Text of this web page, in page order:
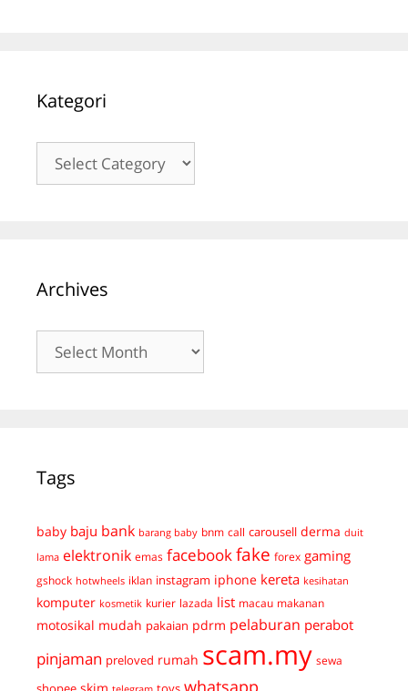
Kategori
Kategori
Archives
Archives
Tags
baby baju bank barang baby bnm call carousell derma duit
lama elektronik emas facebookfake forex gaming
gshock hotwheels iklan instagram iphone kereta kesihatan
komputer kosmetik kurier lazada list macau makanan
motosikal mudah pakaian pdrm pelaburan perabot
pinjaman preloved rumah scam.my sewa
whatsapp